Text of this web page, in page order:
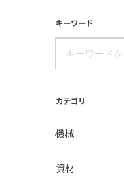
キーワード
カテゴリ
機械
資材